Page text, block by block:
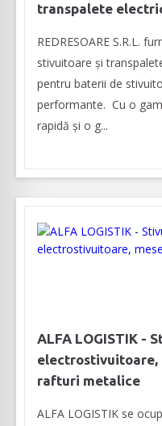
transpalete
REDRESOARE S.R.L.
stivuitoare și
pentru baterii de
performante. Cu o
rapidă și o g...
ALFA LOGISTIK -
electrostivuitoare,
rafturi metalice
ALFA LOGISTIK se